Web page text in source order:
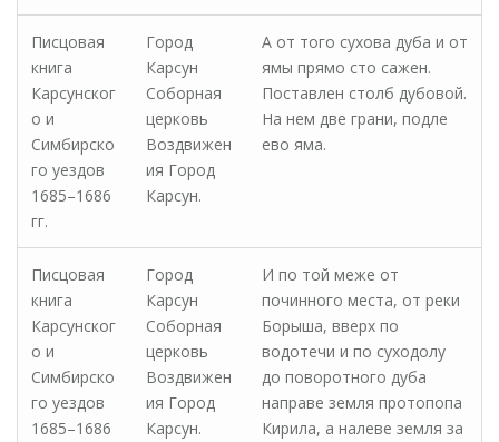
Писцовая
книга
Карсунског
о и
Симбирско
го уездов
1685–1686
гг.
Город
Карсун
Соборная
церковь
Воздвижен
ия Город
Карсун.
А от того сухова дуба и от
ямы прямо сто сажен.
Поставлен столб дубовой.
На нем две грани, подле
ево яма.
Писцовая
книга
Карсунског
о и
Симбирско
го уездов
1685–1686
Город
Карсун
Соборная
церковь
Воздвижен
ия Город
Карсун.
И по той меже от
починного места, от реки
Борыша, вверх по
водотечи и по суходолу
до поворотного дуба
направе земля протопопа
Кирила, а налеве земля за